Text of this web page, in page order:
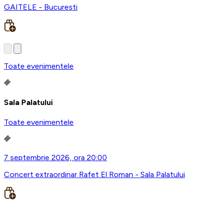
GAITELE - Bucuresti
Toate evenimentele
Sala Palatului
Toate evenimentele
7 septembrie 2026, ora 20:00
Concert extraordinar Rafet El Roman - Sala Palatului